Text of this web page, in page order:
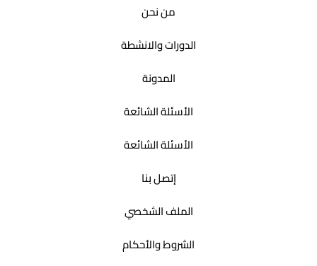
من نحن
الدورات والانشطة
المدونة
الأسئلة الشائعة
الأسئلة الشائعة
إتصل بنا
الملف الشخصي
الشروط والأحكام